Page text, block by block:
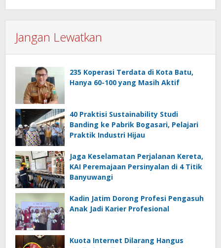
Jangan Lewatkan
235 Koperasi Terdata di Kota Batu,
Hanya 60-100 yang Masih Aktif
40 Praktisi Sustainability Studi
Banding ke Pabrik Bogasari, Pelajari
Praktik Industri Hijau
Jaga Keselamatan Perjalanan Kereta,
KAI Peremajaan Persinyalan di 4 Titik
Banyuwangi
Kadin Jatim Dorong Profesi Pengasuh
Anak Jadi Karier Profesional
Kuota Internet Dilarang Hangus